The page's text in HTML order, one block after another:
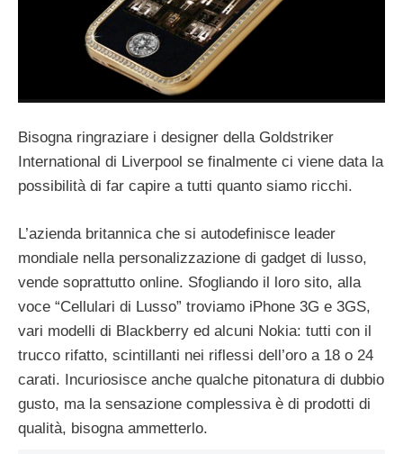
Bisogna ringraziare i designer della Goldstriker
International di Liverpool se finalmente ci viene data la
possibilità di far capire a tutti quanto siamo ricchi.
L’azienda britannica che si autodefinisce leader
mondiale nella personalizzazione di gadget di lusso,
vende soprattutto online. Sfogliando il loro sito, alla
voce “Cellulari di Lusso” troviamo iPhone 3G e 3GS,
vari modelli di Blackberry ed alcuni Nokia: tutti con il
trucco rifatto, scintillanti nei riflessi dell’oro a 18 o 24
carati. Incuriosisce anche qualche pitonatura di dubbio
gusto, ma la sensazione complessiva è di prodotti di
qualità, bisogna ammetterlo.